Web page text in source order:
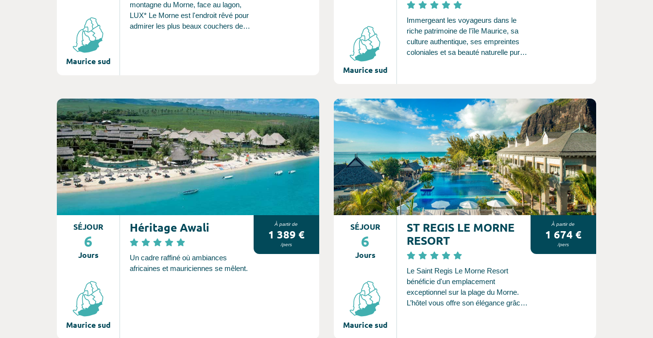
Maurice sud
montagne du Morne, face au lagon,
LUX* Le Morne est l'endroit rêvé pour
admirer les plus beaux couchers de
quelques pas séparent votre lit d'une
grande plage de sable blanc.
Maurice sud
Immergeant les voyageurs dans le
riche patrimoine de l'île Maurice, sa
culture authentique, ses empreintes
coloniales et sa beauté naturelle pure,
Bay au milieu des coraux fuchsia.
Explorez les réserves naturelles
protégées. Retrouvez la sérénité sur
une plage déserte de sable blanc.
Pratiquez le yoga, la méditation et le
Tai Chi.
SÉJOUR
6
Jours
Maurice sud
À partir de
1 389 €
/pers
Héritage Awali
Un cadre raffiné où ambiances
africaines et mauriciennes se mêlent.
Consultez l'offre de voyage
SÉJOUR
6
Jours
Maurice sud
À partir de
1 674 €
/pers
ST REGIS LE MORNE
RESORT
Le Saint Regis Le Morne Resort
bénéficie d'un emplacement
exceptionnel sur la plage du Morne.
L’hôtel vous offre son élégance grâce
Consultez l'offre de voyage